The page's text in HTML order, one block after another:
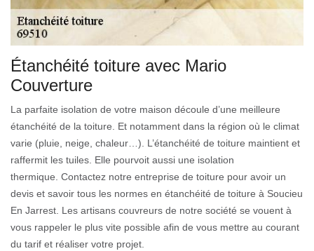
Étanchéité toiture avec Mario
Couverture
La parfaite isolation de votre maison découle d’une meilleure
étanchéité de la toiture. Et notamment dans la région où le climat
varie (pluie, neige, chaleur…). L’étanchéité de toiture maintient et
raffermit les tuiles. Elle pourvoit aussi une isolation
thermique. Contactez notre entreprise de toiture pour avoir un
devis et savoir tous les normes en étanchéité de toiture à Soucieu
En Jarrest. Les artisans couvreurs de notre société se vouent à
vous rappeler le plus vite possible afin de vous mettre au courant
du tarif et réaliser votre projet.